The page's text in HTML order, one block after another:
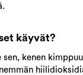
käyvät?
sen, kenen